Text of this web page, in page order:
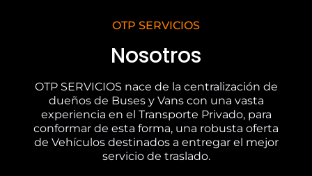
OTP SERVICIOS
Nosotros
OTP SERVICIOS nace de la centralización de
dueños de Buses y Vans con una vasta
experiencia en el Transporte Privado, para
conformar de esta forma, una robusta oferta
de Vehículos destinados a entregar el mejor
servicio de traslado.